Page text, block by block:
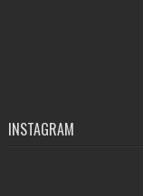
INSTAGRAM